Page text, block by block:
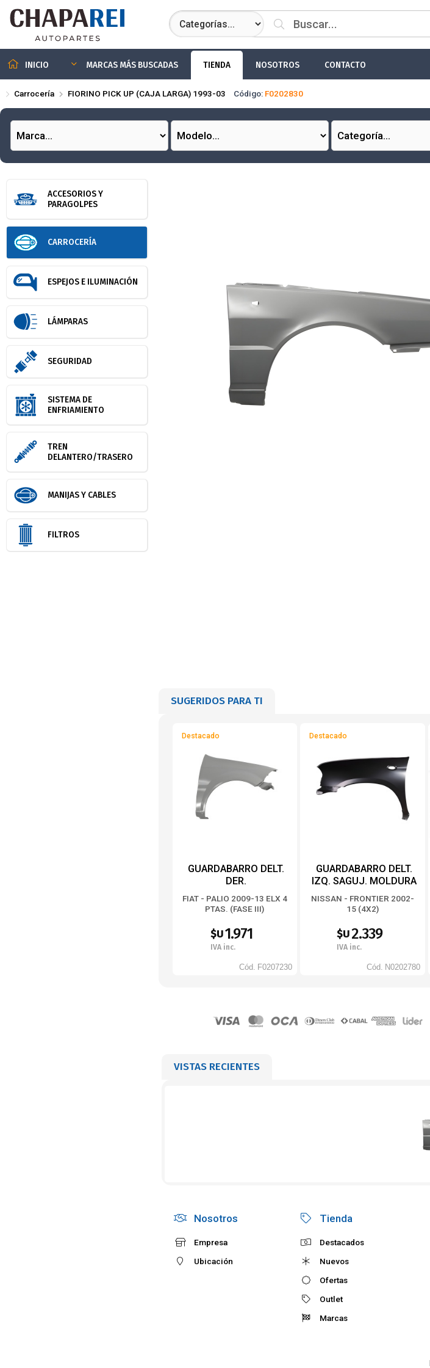
Compartir por email
INICIO MARCAS MÁS BUSCADAS TIENDA NOSOTROS CONTACTO
Carrocería FIORINO PICK UP (CAJA LARGA) 1993-03 Código: F0202830
ACCESORIOS Y
PARAGOLPES
CARROCERÍA
ESPEJOS E ILUMINACIÓN
LÁMPARAS
SEGURIDAD
SISTEMA DE
ENFRIAMIENTO
TREN
DELANTERO/TRASERO
MANIJAS Y CABLES
FILTROS
SUGERIDOS PARA TI
Destacado
GUARDABARRO DELT.
DER.
FIAT - PALIO 2009-13 ELX 4
PTAS. (FASE III)
$U1.971
IVA inc.
Cód. F0207230
Destacado
GUARDABARRO DELT.
IZQ. SAGUJ. MOLDURA
NISSAN - FRONTIER 2002-
15 (4X2)
$U2.339
IVA inc.
Cód. N0202780
VISTAS RECIENTES
Nosotros
Empresa
Ubicación
Tienda
Destacados
Nuevos
Ofertas
Outlet
Marcas